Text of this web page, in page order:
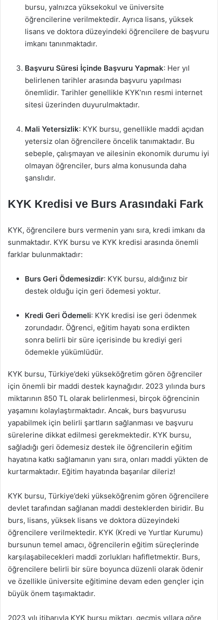
bursu, yalnızca yüksekokul ve üniversite
öğrencilerine verilmektedir. Ayrıca lisans, yüksek
lisans ve doktora düzeyindeki öğrencilere de başvuru
imkanı tanınmaktadır.
Başvuru Süresi İçinde Başvuru Yapmak: Her yıl
belirlenen tarihler arasında başvuru yapılması
önemlidir. Tarihler genellikle KYK’nın resmi internet
sitesi üzerinden duyurulmaktadır.
Mali Yetersizlik: KYK bursu, genellikle maddi açıdan
yetersiz olan öğrencilere öncelik tanımaktadır. Bu
sebeple, çalışmayan ve ailesinin ekonomik durumu iyi
olmayan öğrenciler, burs alma konusunda daha
şanslıdır.
KYK Kredisi ve Burs Arasındaki Fark
KYK, öğrencilere burs vermenin yanı sıra, kredi imkanı da
sunmaktadır. KYK bursu ve KYK kredisi arasında önemli
farklar bulunmaktadır:
Burs Geri Ödemesizdir: KYK bursu, aldığınız bir
destek olduğu için geri ödemesi yoktur.
Kredi Geri Ödemeli: KYK kredisi ise geri ödenmek
zorundadır. Öğrenci, eğitim hayatı sona erdikten
sonra belirli bir süre içerisinde bu krediyi geri
ödemekle yükümlüdür.
KYK bursu, Türkiye’deki yükseköğretim gören öğrenciler
için önemli bir maddi destek kaynağıdır. 2023 yılında burs
miktarının 850 TL olarak belirlenmesi, birçok öğrencinin
yaşamını kolaylaştırmaktadır. Ancak, burs başvurusu
yapabilmek için belirli şartların sağlanması ve başvuru
sürelerine dikkat edilmesi gerekmektedir. KYK bursu,
sağladığı geri ödemesiz destek ile öğrencilerin eğitim
hayatına katkı sağlamanın yanı sıra, onları maddi yükten de
kurtarmaktadır. Eğitim hayatında başarılar dileriz!
KYK bursu, Türkiye’deki yükseköğrenim gören öğrencilere
devlet tarafından sağlanan maddi desteklerden biridir. Bu
burs, lisans, yüksek lisans ve doktora düzeyindeki
öğrencilere verilmektedir. KYK (Kredi ve Yurtlar Kurumu)
bursunun temel amacı, öğrencilerin eğitim süreçlerinde
karşılaşabilecekleri maddi zorlukları hafifletmektir. Burs,
öğrencilere belirli bir süre boyunca düzenli olarak ödenir
ve özellikle üniversite eğitimine devam eden gençler için
büyük önem taşımaktadır.
2023 yılı itibarıyla KYK bursu miktarı, geçmiş yıllara göre